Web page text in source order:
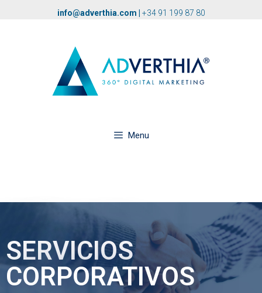
info@adverthia.com +34 91 199 87 80
Menu
SERVICIOS
CORPORATIVOS